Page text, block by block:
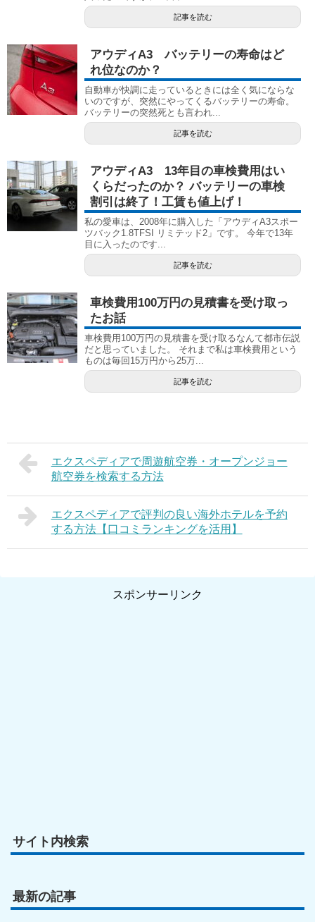
記事を読む
アウディA3 バッテリーの寿命はど
れ位なのか？
自動車が快調に走っているときには全く気にならな
いのですが、突然にやってくるバッテリーの寿命。
バッテリーの突然死とも言われ...
記事を読む
アウディA3 13年目の車検費用はい
くらだったのか？ バッテリーの車検
割引は終了！工賃も値上げ！
私の愛車は、2008年に購入した「アウディA3スポー
ツバック1.8TFSI リミテッド2」です。 今年で13年
目に入ったのです...
記事を読む
車検費用100万円の見積書を受け取っ
たお話
車検費用100万円の見積書を受け取るなんて都市伝説
だと思っていました。 それまで私は車検費用という
ものは毎回15万円から25万...
記事を読む
エクスペディアで周遊航空券・オープンジョー
航空券を検索する方法
エクスペディアで評判の良い海外ホテルを予約
する方法【口コミランキングを活用】
スポンサーリンク
サイト内検索
最新の記事